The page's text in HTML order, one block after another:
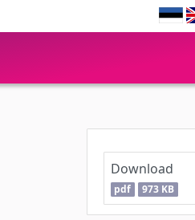
Download
pdf 973 KB